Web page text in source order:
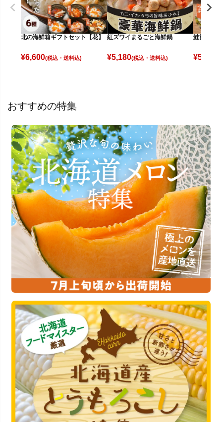
北の海鮮箱ギフトセット【花】
¥6,600(税込)
紅ズワイまるごと海鮮鍋
¥5,180(税込)
鮭節昆布
¥5,000
おすすめの特集